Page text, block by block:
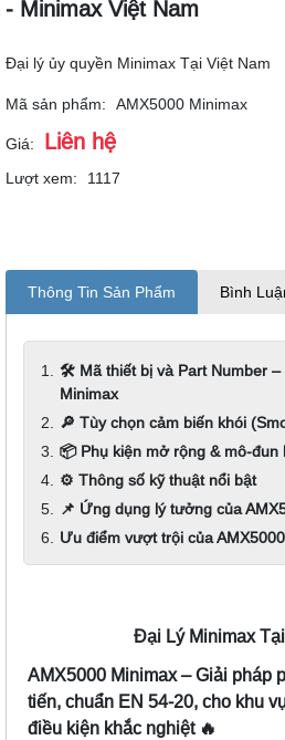
- Minimax Việt Nam
Đại lý ủy quyền Minimax Tại Việt Nam
Mã sản phẩm: AMX5000 Minimax
Giá: Liên hệ
Lượt xem: 1117
Thông Tin Sản Phẩm Bình
🛠️ Mã thiết bị và Part Number –
Minimax
🔎 Tùy chọn cảm biến khói
📦 Phụ kiện mở rộng & mô-đun
⚙️ Thông số kỹ thuật nổi bật
📌 Ứng dụng lý tưởng của
Ưu điểm vượt trội của
Đại Lý Minimax
AMX5000 Minimax – Giải pháp
tiến, chuẩn EN 54-20, cho khu
điều kiện khắc nghiệt 🔥